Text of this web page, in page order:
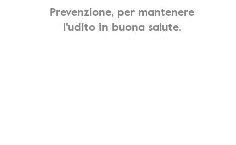
Prevenzione, per mantenere
l'udito in buona salute.